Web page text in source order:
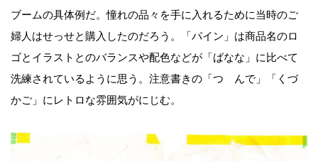
ブームの具体例だ。憧れの品々を手に入れるために当時のご
婦人はせっせと購入したのだろう。「パイン」は商品名のロ
ゴとイラストとのバランスや配色などが「ばなな」に比べて
洗練されているように思う。注意書きの「つゝんで」「くづ
かご」にレトロな雰囲気がにじむ。